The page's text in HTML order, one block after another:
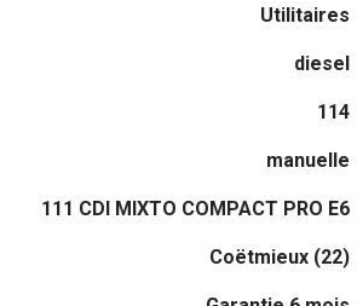
Utilitaires
diesel
114
manuelle
111 CDI MIXTO COMPACT PRO E6
Coëtmieux (22)